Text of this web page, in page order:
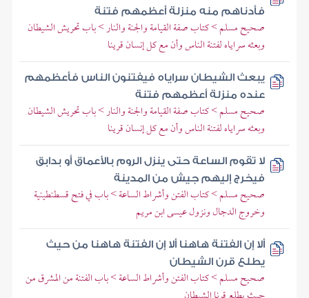
فأدناهم منه منزلة أعظمهم فتنة
صحيح مسلم > كتاب صفة القيامة والجنة والنار > باب تحريش الشيطان
وبعثه سراياه لفتنة الناس وأن مع كل إنسان قرينا
يبعث الشيطان سراياه فيفتنون الناس فأعظمهم
عنده منزلة أعظمهم فتنة
صحيح مسلم > كتاب صفة القيامة والجنة والنار > باب تحريش الشيطان
وبعثه سراياه لفتنة الناس وأن مع كل إنسان قرينا
لا تقوم الساعة حتى ينزل الروم بالأعماق أو بدابق
فيخرج إليهم جيش من المدينة
صحيح مسلم > كتاب الفتن وأشراط الساعة > باب في فتح قسطنطينية
وخروج الدجال ونزول عيسى ابن مريم
ألا إن الفتنة هاهنا ألا إن الفتنة هاهنا من حيث
يطلع قرن الشيطان
صحيح مسلم > كتاب الفتن وأشراط الساعة > باب الفتنة من المشرق من